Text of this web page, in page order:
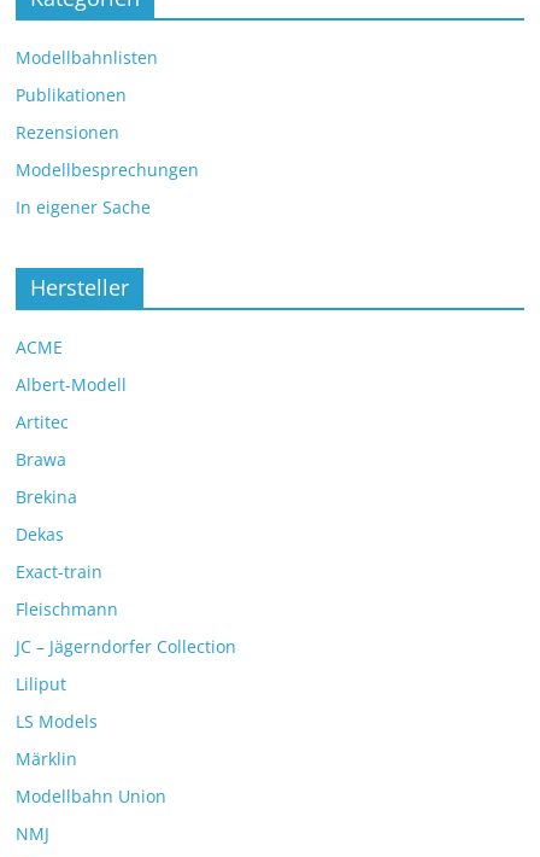
Modellbahnlisten
Publikationen
Rezensionen
Modellbesprechungen
In eigener Sache
Hersteller
ACME
Albert-Modell
Artitec
Brawa
Brekina
Dekas
Exact-train
Fleischmann
JC – Jägerndorfer Collection
Liliput
LS Models
Märklin
Modellbahn Union
NMJ